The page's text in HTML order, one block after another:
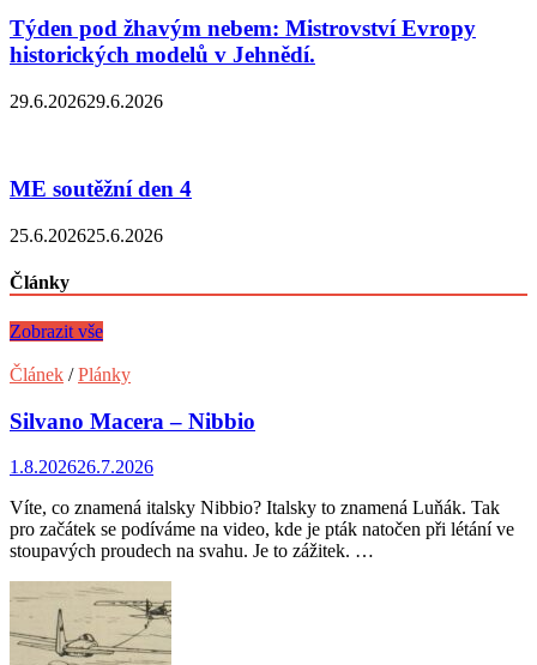
Týden pod žhavým nebem: Mistrovství Evropy
historických modelů v Jehnědí.
29.6.202629.6.2026
ME soutěžní den 4
25.6.202625.6.2026
Články
Zobrazit vše
Článek /Plánky
Silvano Macera – Nibbio
1.8.202626.7.2026
Víte, co znamená italsky Nibbio? Italsky to znamená Luňák. Tak
pro začátek se podíváme na video, kde je pták natočen při létání ve
stoupavých proudech na svahu. Je to zážitek. …